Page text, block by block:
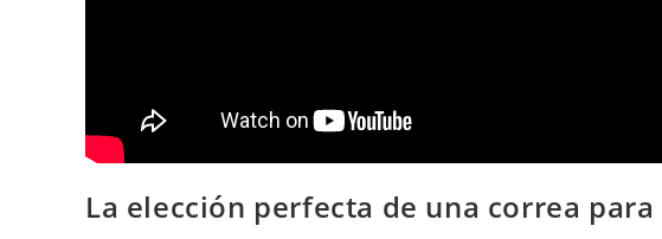
La elección perfecta de una correa para